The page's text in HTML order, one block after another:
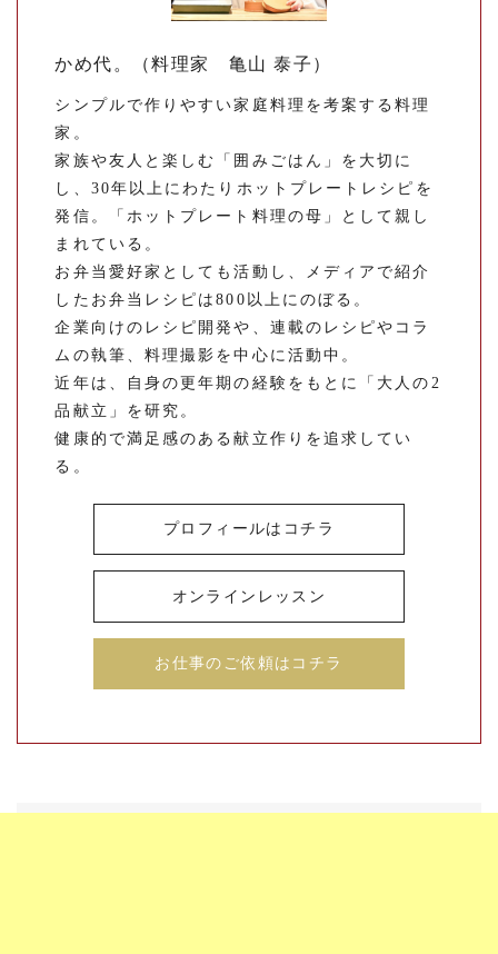
かめ代。（料理家 亀山 泰子）
シンプルで作りやすい家庭料理を考案する料理
家。
家族や友人と楽しむ「囲みごはん」を大切に
し、30年以上にわたりホットプレートレシピを
発信。「ホットプレート料理の母」として親し
まれている。
お弁当愛好家としても活動し、メディアで紹介
したお弁当レシピは800以上にのぼる。
企業向けのレシピ開発や、連載のレシピやコラ
ムの執筆、料理撮影を中心に活動中。
近年は、自身の更年期の経験をもとに「大人の2
品献立」を研究。
健康的で満足感のある献立作りを追求してい
る。
プロフィールはコチラ
オンラインレッスン
お仕事のご依頼はコチラ